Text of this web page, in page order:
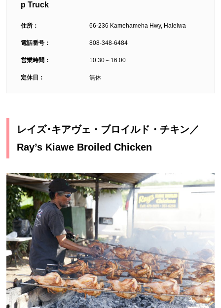
p Truck
住所： 66-236 Kamehameha Hwy, Haleiwa
電話番号： 808-348-6484
営業時間： 10:30～16:00
定休日： 無休
レイズ･キアヴェ・ブロイルド・チキン／
Ray’s Kiawe Broiled Chicken